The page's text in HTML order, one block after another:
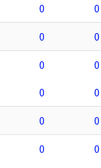
0 0
0 0
0 0
0 0
0 0
0 0